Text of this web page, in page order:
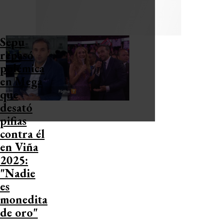
Sepu
repasó
polémica
en Mega
que
desató
pifias
contra él
en Viña
2025:
"Nadie
es
monedita
de oro"